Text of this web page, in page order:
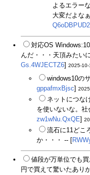
よるエラー
大変だよな
対応OS
んだ・・・天頂みたい
Gs.4WJECTZ6] 2025-
windows10の
gppafmxBjsc]
ネットにつな
を使いないな。
zw1wNu.QxQE]
流石に11どこ
か・・・ -- [
値段が万単位でも
円で買えて驚いたあり